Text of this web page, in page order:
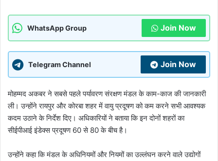
WhatsApp Group Join Now
Telegram Channel Join Now
मोहम्मद अकबर ने सबसे पहले पर्यावरण संरक्षण मंडल के काम-काज की जानकारी
ली। उन्होंने रायपुर और कोरबा शहर में वायु प्रदूषण को कम करने सभी आवश्यक
कदम उठाने के निर्देश दिए। अधिकारियों ने बताया कि इन दोनों शहरों का
सीईपीआई इंडेक्स प्रदूषण 60 से 80 के बीच है।
उन्होंने कहा कि मंडल के अधिनियमों और नियमों का उल्लंघन करने वाले उद्योगों